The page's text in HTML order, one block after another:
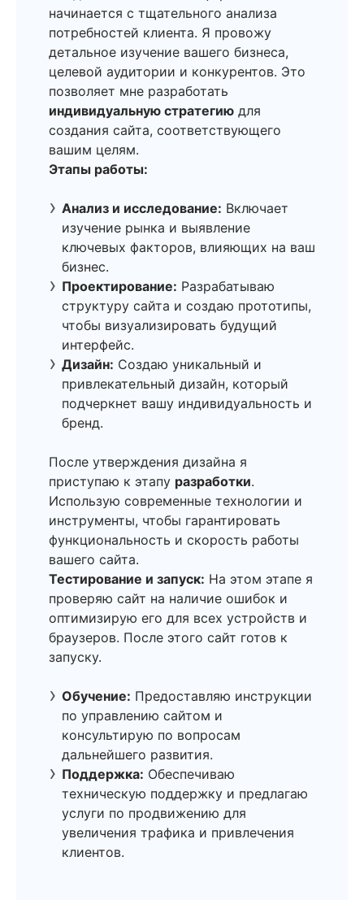
начинается с тщательного анализа
потребностей клиента. Я провожу
детальное изучение вашего бизнеса,
целевой аудитории и конкурентов. Это
позволяет мне разработать
индивидуальную стратегию для
создания сайта, соответствующего
вашим целям.
Этапы работы:
Анализ и исследование: Включает
изучение рынка и выявление
ключевых факторов, влияющих на ваш
бизнес.
Проектирование: Разрабатываю
структуру сайта и создаю прототипы,
чтобы визуализировать будущий
интерфейс.
Дизайн: Создаю уникальный и
привлекательный дизайн, который
подчеркнет вашу индивидуальность и
бренд.
После утверждения дизайна я
приступаю к этапу разработки.
Использую современные технологии и
инструменты, чтобы гарантировать
функциональность и скорость работы
вашего сайта.
Тестирование и запуск: На этом этапе я
проверяю сайт на наличие ошибок и
оптимизирую его для всех устройств и
браузеров. После этого сайт готов к
запуску.
Обучение: Предоставляю инструкции
по управлению сайтом и
консультирую по вопросам
дальнейшего развития.
Поддержка: Обеспечиваю
техническую поддержку и предлагаю
услуги по продвижению для
увеличения трафика и привлечения
клиентов.